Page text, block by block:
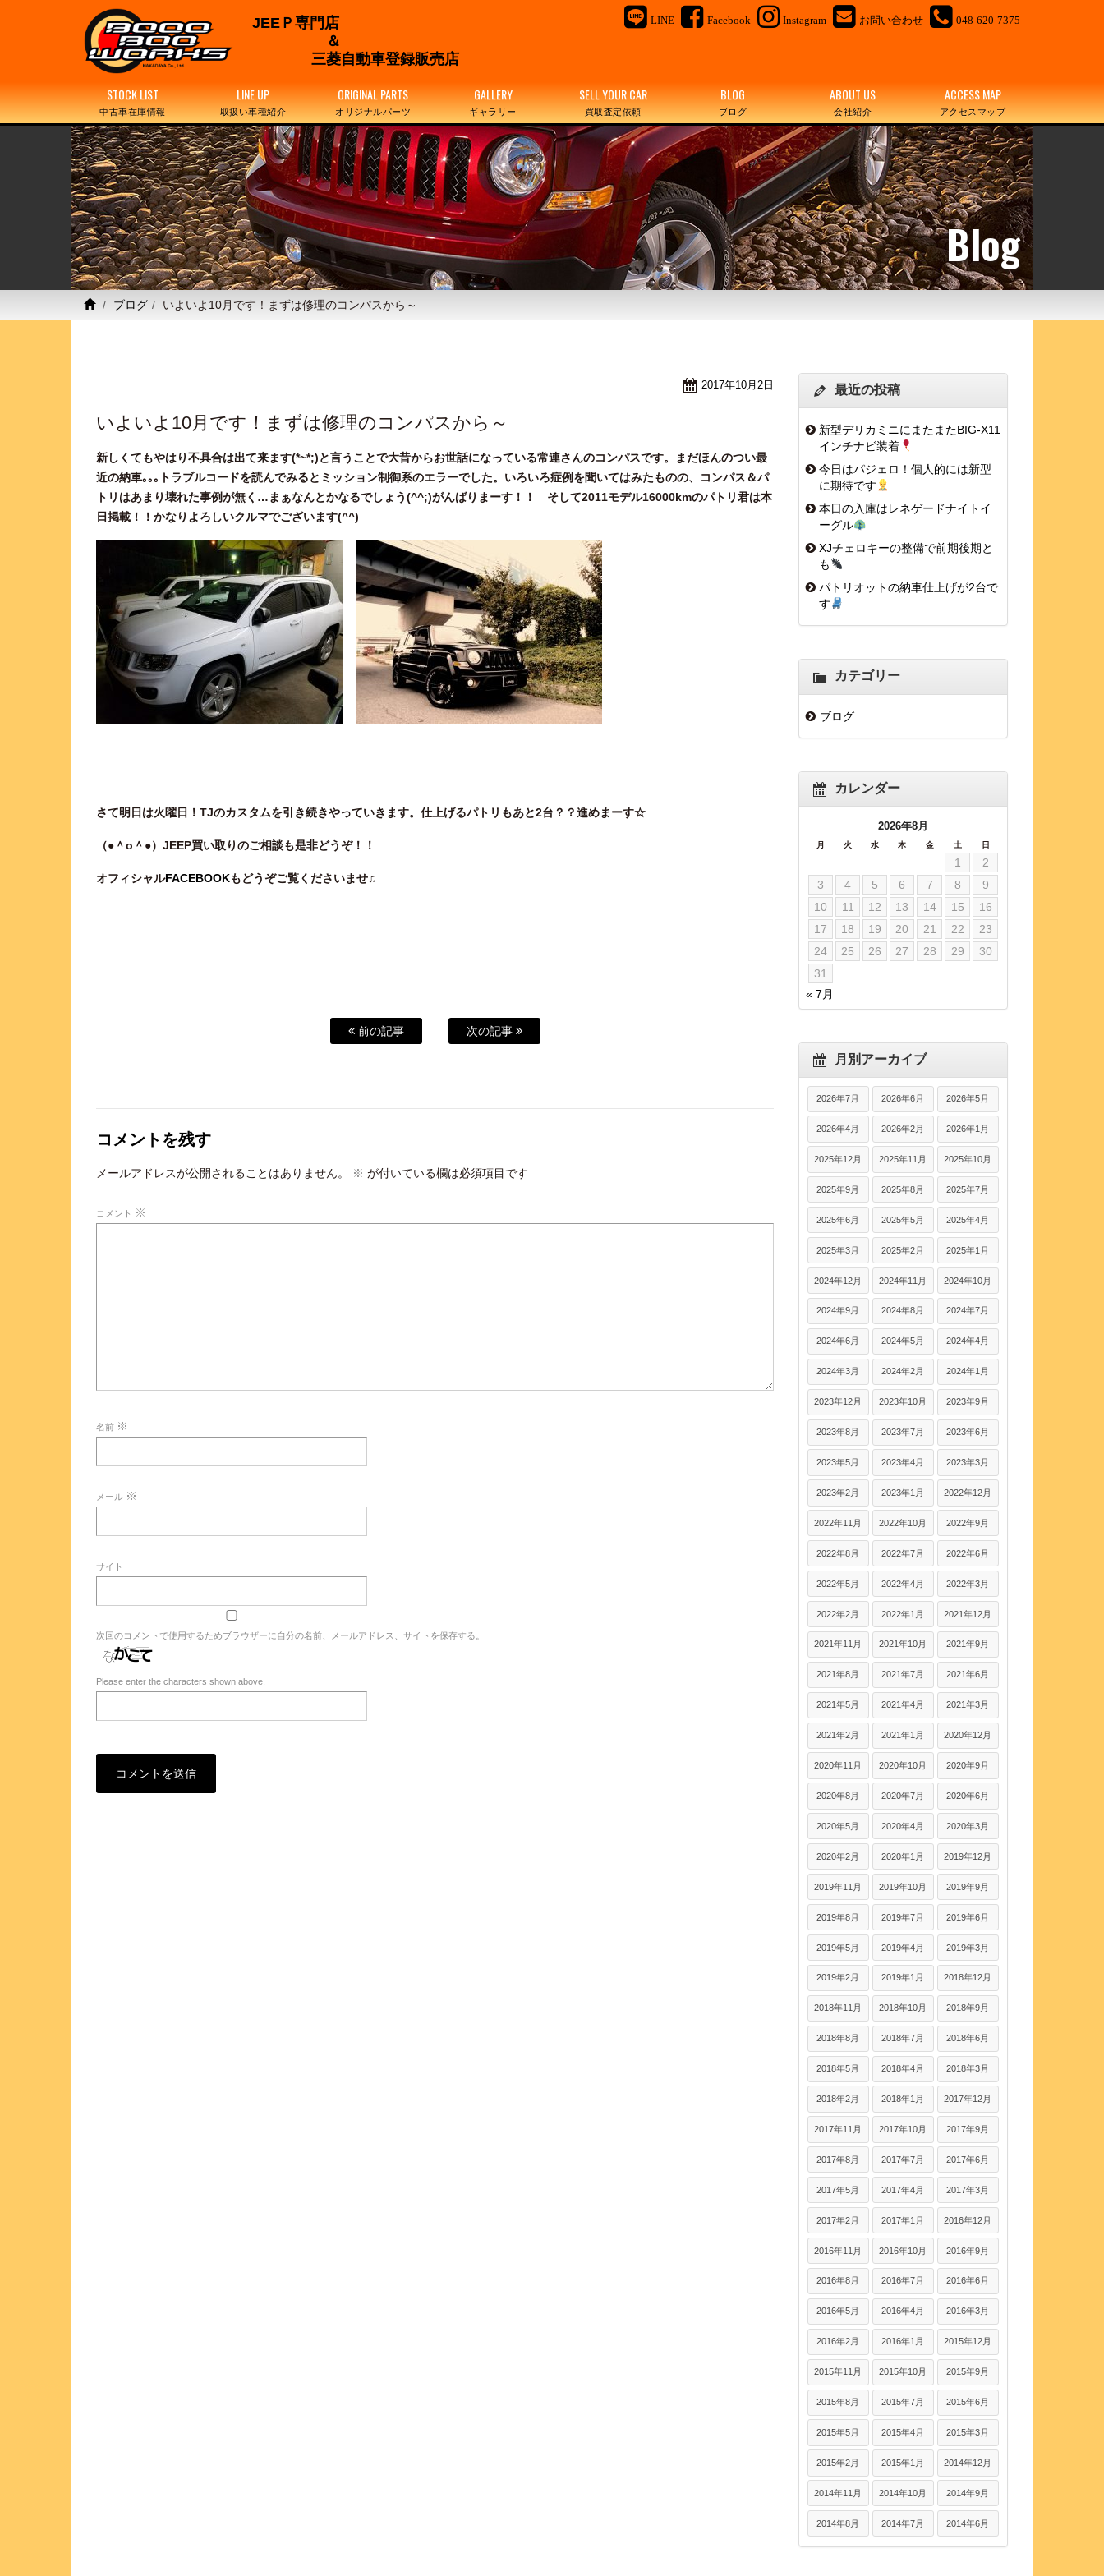
LINE Facebook Instagram お問い合わせ 048-620-7375
JEEＰ専門店
＆
三菱自動車登録販売店
STOCK LIST
中古車在庫情報
LINE UP
取扱い車種紹介
ORIGINAL PARTS
オリジナルパーツ
GALLERY
ギャラリー
SELL YOUR CAR
買取査定依頼
BLOG
ブログ
ABOUT US
会社紹介
ACCESS MAP
アクセスマップ
Blog
ブログ いよいよ10月です！まずは修理のコンパスから～
2017年10月2日
いよいよ10月です！まずは修理のコンパスから～
新しくてもやはり不具合は出て来ます(*~*;)と言うことで大昔からお世話になっている常連さんのコンパスです。まだほんのつい最
近の納車｡｡｡トラブルコードを読んでみるとミッション制御系のエラーでした。いろいろ症例を聞いてはみたものの、コンパス＆パ
トリはあまり壊れた事例が無く…まぁなんとかなるでしょう(^^;)がんばりまーす！！ そして2011モデル16000kmのパトリ君は本
日掲載！！かなりよろしいクルマでございます(^^)
さて明日は火曜日！TJのカスタムを引き続きやっていきます。仕上げるパトリもあと2台？？進めまーす☆
（●＾o ＾●）JEEP買い取りのご相談も是非どうぞ！！
オフィシャルFACEBOOKもどうぞご覧くださいませ♫
前の記事 次の記事
コメントを残す
メールアドレスが公開されることはありません。 ※ が付いている欄は必須項目です
コメント ※
名前 ※
メール ※
サイト
次回のコメントで使用するためブラウザーに自分の名前、メールアドレス、サイトを保存する。
Please enter the characters shown above.
最近の投稿
新型デリカミニにまたまたBIG-X11
インチナビ装着
今日はパジェロ！個人的には新型
に期待です
本日の入庫はレネゲードナイトイ
ーグル
XJチェロキーの整備で前期後期と
も
パトリオットの納車仕上げが2台で
す
カテゴリー
ブログ
カレンダー
2026年8月
月 火 水 木 金 土 日
1
2
3
4 5 6 7 8
9
10
11 12 13 14 15
16
17
18 19 20 21 22
23
24
25 26 27 28 29
30
31
« 7月
月別アーカイブ
2026年7月 2026年6月 2026年5月
2026年4月 2026年2月 2026年1月
2025年12月 2025年11月 2025年10月
2025年9月 2025年8月 2025年7月
2025年6月 2025年5月 2025年4月
2025年3月 2025年2月 2025年1月
2024年12月 2024年11月 2024年10月
2024年9月 2024年8月 2024年7月
2024年6月 2024年5月 2024年4月
2024年3月 2024年2月 2024年1月
2023年12月 2023年10月 2023年9月
2023年8月 2023年7月 2023年6月
2023年5月 2023年4月 2023年3月
2023年2月 2023年1月 2022年12月
2022年11月 2022年10月 2022年9月
2022年8月 2022年7月 2022年6月
2022年5月 2022年4月 2022年3月
2022年2月 2022年1月 2021年12月
2021年11月 2021年10月 2021年9月
2021年8月 2021年7月 2021年6月
2021年5月 2021年4月 2021年3月
2021年2月 2021年1月 2020年12月
2020年11月 2020年10月 2020年9月
2020年8月 2020年7月 2020年6月
2020年5月 2020年4月 2020年3月
2020年2月 2020年1月 2019年12月
2019年11月 2019年10月 2019年9月
2019年8月 2019年7月 2019年6月
2019年5月 2019年4月 2019年3月
2019年2月 2019年1月 2018年12月
2018年11月 2018年10月 2018年9月
2018年8月 2018年7月 2018年6月
2018年5月 2018年4月 2018年3月
2018年2月 2018年1月 2017年12月
2017年11月 2017年10月 2017年9月
2017年8月 2017年7月 2017年6月
2017年5月 2017年4月 2017年3月
2017年2月 2017年1月 2016年12月
2016年11月 2016年10月 2016年9月
2016年8月 2016年7月 2016年6月
2016年5月 2016年4月 2016年3月
2016年2月 2016年1月 2015年12月
2015年11月 2015年10月 2015年9月
2015年8月 2015年7月 2015年6月
2015年5月 2015年4月 2015年3月
2015年2月 2015年1月 2014年12月
2014年11月 2014年10月 2014年9月
2014年8月 2014年7月 2014年6月